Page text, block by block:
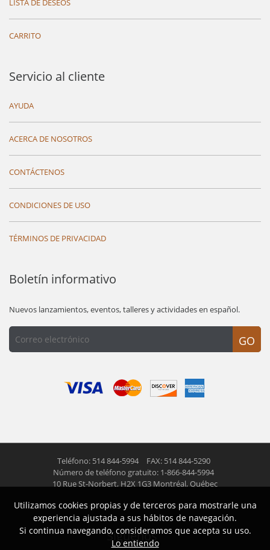
LISTA DE DESEOS
CARRITO
Servicio al cliente
AYUDA
ACERCA DE NOSOTROS
CONTÁCTENOS
CONDICIONES DE USO
TÉRMINOS DE PRIVACIDAD
Boletín informativo
Nuevos lanzamientos, eventos, talleres y actividades en español.
GO
Teléfono: 514 844-5994
FAX: 514 844-5290
Número de teléfono gratuito: 1-866-844-5994
10 Rue St-Norbert, H2X 1G3 Montréal, Québec
© 2026 Las Americas inc. Todos los derechos reservados
Siguenos
Utilizamos cookies propias y de terceros para mostrarle una
experiencia ajustada a sus hábitos de navegación.
Si continua navegando, consideramos que acepta su uso.
Lo entiendo